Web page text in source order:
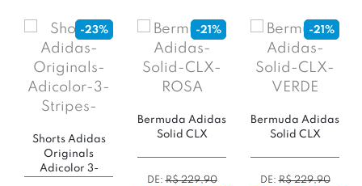
-23%
Shorts Adidas
Originals
Adicolor 3-
-21%
Bermuda Adidas
Solid CLX
DE:R$ 229,90
-21%
Bermuda Adidas
Solid CLX
DE:R$ 229,90